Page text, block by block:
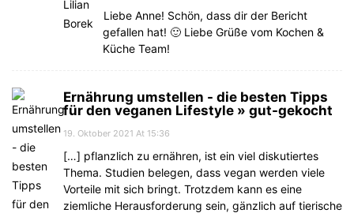
Liebe Anne! Schön, dass dir der Bericht
gefallen hat! 🙂 Liebe Grüße vom Kochen &
Küche Team!
Ernährung umstellen - die besten Tipps
für den veganen Lifestyle » gut-gekocht
19. Oktober 2021 At 15:36
[…] pflanzlich zu ernähren, ist ein viel diskutiertes
Thema. Studien belegen, dass vegan werden viele
Vorteile mit sich bringt. Trotzdem kann es eine
ziemliche Herausforderung sein, gänzlich auf tierische